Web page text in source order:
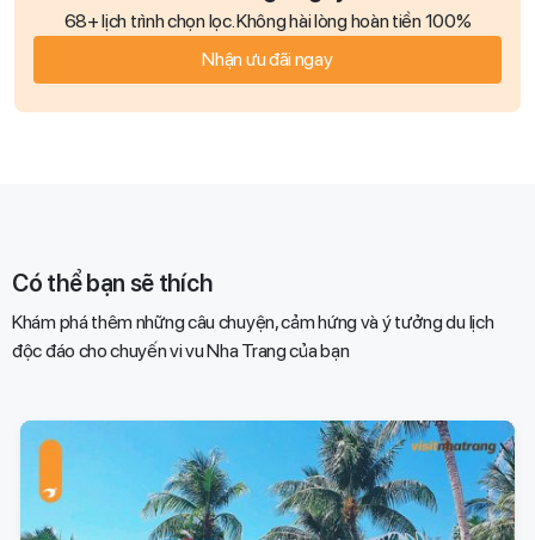
68+ lịch trình chọn lọc. Không hài lòng hoàn tiền 100%
Nhận ưu đãi ngay
Có thể bạn sẽ thích
Khám phá thêm những câu chuyện, cảm hứng và ý tưởng du lịch
độc đáo cho chuyến vi vu Nha Trang của bạn​